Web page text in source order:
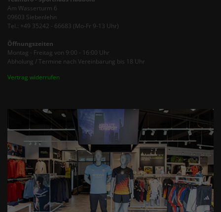
Am Wasserturm 6
09603 Siebenlehn
Tel.: +49 35242 - 66683 (Mo-Fr 9-13 Uhr)
Öffnungszeiten
Montag - Freitag von 9:00 - 16:00 Uhr
Abholung / Termine nach Vereinbarung bis 18 Uhr
Vertrag widerrufen